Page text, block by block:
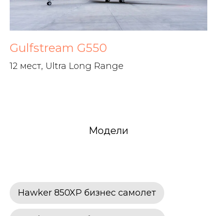
Gulfstream G550
12 мест, Ultra Long Range
Модели
Hawker 850XP бизнес самолет